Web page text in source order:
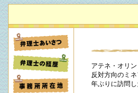
アテネ・オリ
反対方向のミ
年ぶりに訪問